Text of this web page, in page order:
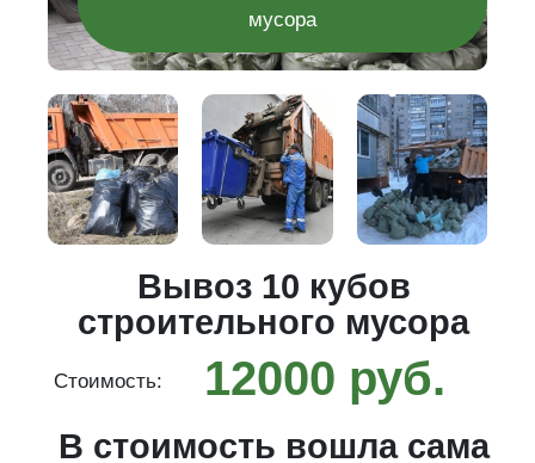
мусора
Вывоз 10 кубов
строительного мусора
Стоимость: 12000 руб.
В стоимость вошла сама